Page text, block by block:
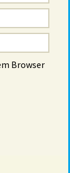
Browser